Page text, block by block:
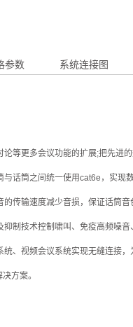
参数 系统连接图
等更多会议功能的扩展;把先进
话筒之间统一使用cat6e，实现
传输速度减少音损，保证话筒音
制技术控制啸叫、免疫高频噪
、视频会议系统实现无缝连接
方案。